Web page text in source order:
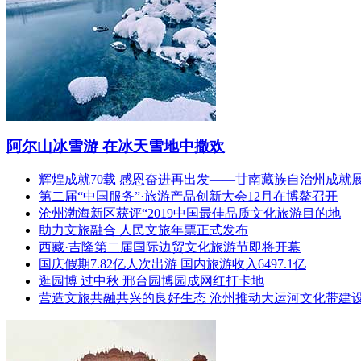
阿尔山冰雪游 在冰天雪地中撒欢
辉煌成就70载 感恩奋进再出发——甘南藏族自治州成就
第二届“中国服务”·旅游产品创新大会12月在博鳌召开
沧州渤海新区获评“2019中国最佳品质文化旅游目的地
助力文旅融合 人民文旅年票正式发布
西藏·吉隆第二届国际边贸文化旅游节即将开幕
国庆假期7.82亿人次出游 国内旅游收入6497.1亿
逛园博 过中秋 邢台园博园成网红打卡地
营造文旅共融共兴的良好生态 沧州推动大运河文化带建